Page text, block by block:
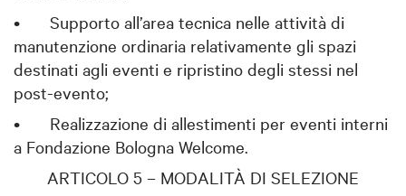
•
Supporto all’area tecnica nelle attività di
manutenzione ordinaria relativamente gli spazi
destinati agli eventi e ripristino degli stessi nel
post-evento;
•
Realizzazione di allestimenti per eventi interni
a Fondazione Bologna Welcome.
ARTICOLO 5 – MODALITÀ DI SELEZIONE